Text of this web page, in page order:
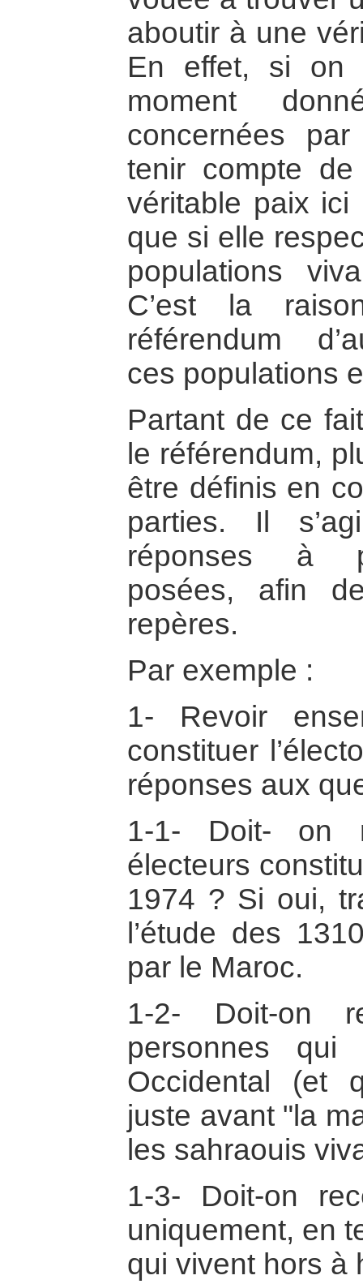
aboutir à une
En effet, si on
moment
concernées
tenir compte
véritable paix
que si elle
populations
C’est la
référendum
ces populations
Partant de ce
le référendum,
être définis en
parties. Il
réponses à
posées, afin
repères.
Par exemple :
1- Revoir
constituer
réponses aux
1-1- Doit- on
électeurs
1974 ? Si oui,
l’étude des
par le Maroc.
1-2- Doit-on
personnes qui
Occidental (et
juste avant "la
les sahraouis
1-3- Doit-on
uniquement, en
qui vivent hors à